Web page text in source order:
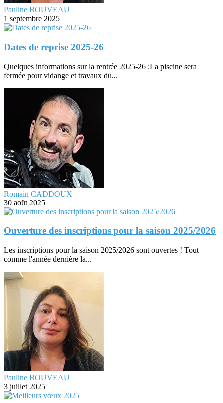
Pauline BOUVEAU
1 septembre 2025
Dates de reprise 2025-26
Quelques informations sur la rentrée 2025-26 :La piscine sera
fermée pour vidange et travaux du...
Romain CADDOUX
30 août 2025
Ouverture des inscriptions pour la saison 2025/2026
Les inscriptions pour la saison 2025/2026 sont ouvertes ! Tout
comme l'année dernière la...
Pauline BOUVEAU
3 juillet 2025